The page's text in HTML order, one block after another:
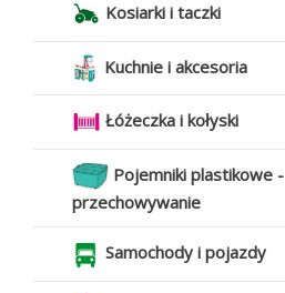
Kosiarki i taczki
Kuchnie i akcesoria
Łóżeczka i kołyski
Pojemniki plastikowe -
przechowywanie
Samochody i pojazdy